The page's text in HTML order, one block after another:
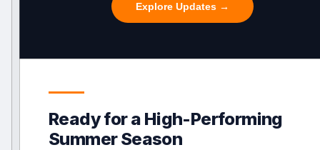
Explore Updates →
Ready for a High-Performing
Summer Season